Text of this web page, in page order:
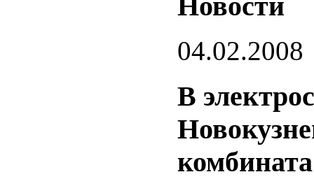
04.02.2008
В